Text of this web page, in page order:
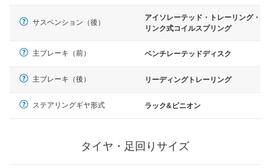
サスペンション（後）
アイソレーテッド・トレーリング・
リンク式コイルスプリング
主ブレーキ（前） ベンチレーテッドディスク
主ブレーキ（後） リーディングトレーリング
ステアリングギヤ形式 ラック&ピニオン
タイヤ・足回りサイズ